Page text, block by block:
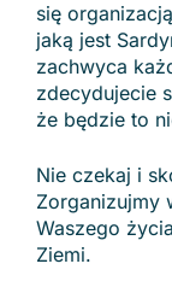
się
jaką jest
zachwyca
zdecydujecie
że będzie to
Nie czekaj i
Zorganizujmy
Waszego
Ziemi.